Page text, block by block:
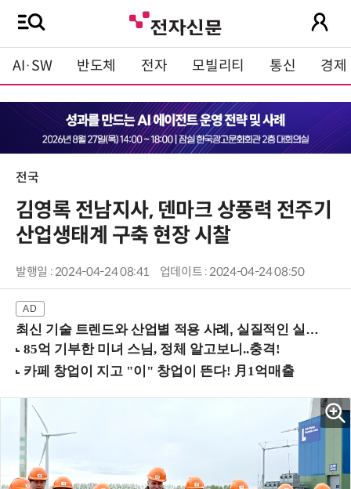
AI·SW 반도체 전자 모빌리티 통신 경제
전국
김영록 전남지사, 덴마크 상풍력 전주기
산업생태계 구축 현장 시찰
발행일 : 2024-04-24 08:41 업데이트 : 2024-04-24 08:50
최신 기술 트렌드와 산업별 적용 사례, 실질적인 실행 전략을 공유 (9/18 양재역)